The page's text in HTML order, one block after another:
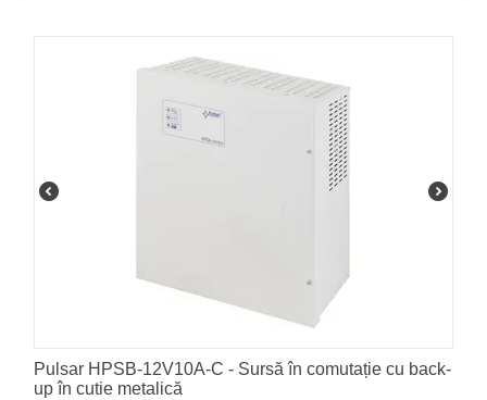
Pulsar HPSB-12V10A-C - Sursă în comutație cu back-
up în cutie metalică